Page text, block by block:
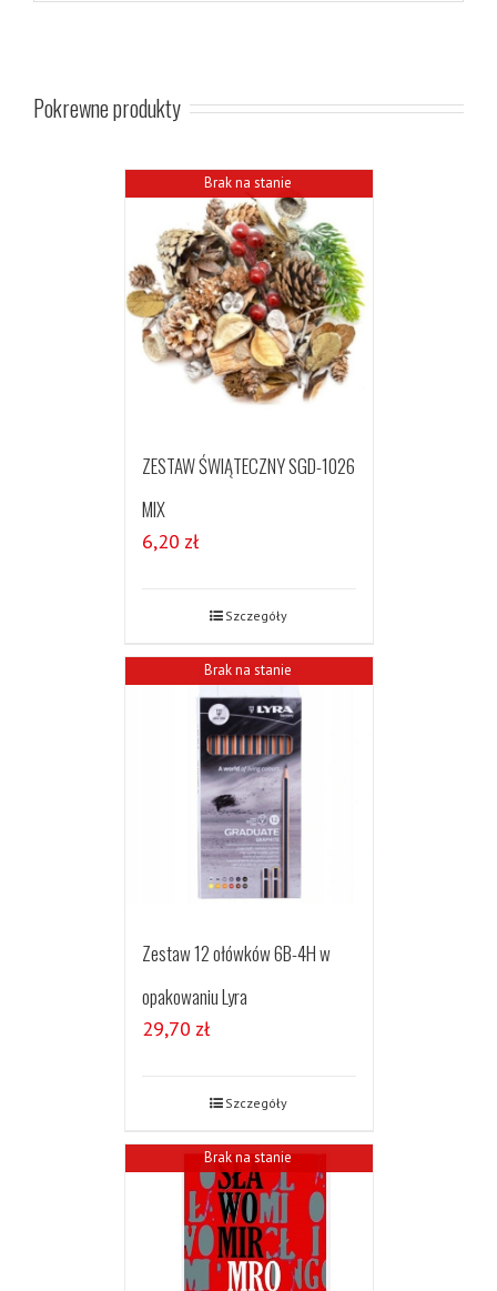
Pokrewne produkty
Brak na stanie
ZESTAW ŚWIĄTECZNY SGD-1026
MIX
6,20 zł
Szczegóły
Brak na stanie
Zestaw 12 ołówków 6B-4H w
opakowaniu Lyra
29,70 zł
Szczegóły
Brak na stanie